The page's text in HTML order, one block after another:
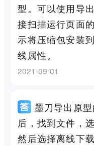
型。可以使用导
接扫描运行页面
示将压缩包安装
线属性。
2021-09-01
墨刀导出原
后，找到文件，
然后选择离线下